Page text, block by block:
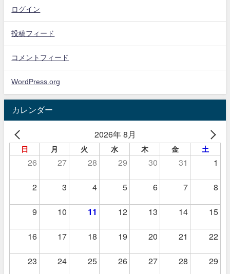
ログイン
投稿フィード
コメントフィード
WordPress.org
カレンダー
2026年 8月
日 月 火 水 木 金 土
26 27 28 29 30 31 1
2 3 4 5 6 7 8
9 10 11 12 13 14 15
16 17 18 19 20 21 22
23 24 25 26 27 28 29